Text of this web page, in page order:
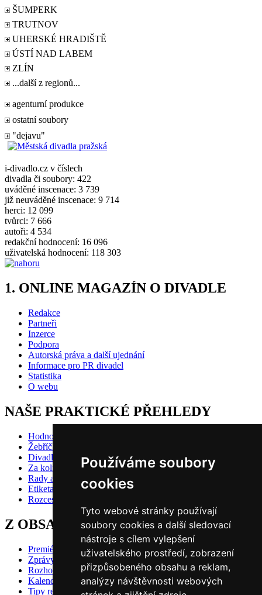
Používáme soubory
cookies
Tyto webové stránky používají
soubory cookies a další sledovací
nástroje s cílem vylepšení
uživatelského prostředí, zobrazení
přizpůsobeného obsahu a reklam,
analýzy návštěvnosti webových
ŠUMPERK
TRUTNOV
UHERSKÉ HRADIŠTĚ
ÚSTÍ NAD LABEM
ZLÍN
...další z regionů...
agenturní produkce
ostatní soubory
"dejavu"
i-divadlo.cz v číslech
divadla či soubory: 422
uváděné inscenace: 3 739
již neuváděné inscenace: 9 714
herci: 12 099
tvůrci: 7 666
autoři: 4 534
redakční hodnocení: 16 096
uživatelská hodnocení: 118 303
1. ONLINE MAGAZÍN O DIVADLE
Redakce
Partneři
Inzerce
Podpora
Autorská práva a další ujednání
Informace pro PR divadel
Statistika
O webu
NAŠE PRAKTICKÉ PŘEHLEDY
Hodnocení inscenací
Žebříčky
Divadlo pro děti
Za kolik do divadla?
Rady a doporučení
Etiketa?
Rozcestník
Z OBSAHU VYBÍRÁME
Premiéry
Zprávy
Rozhovory
Kalendář premiér
Tipy redakce